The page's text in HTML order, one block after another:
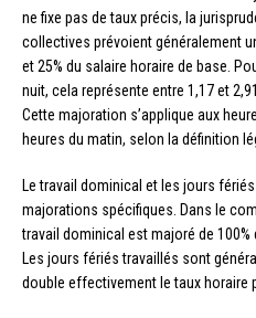
ne fixe pas de taux précis, la
collectives prévoient généralement
et 25% du salaire horaire de base.
nuit, cela représente entre 1,17 et
Cette majoration s’applique aux
heures du matin, selon la définition
Le travail dominical et les jours
majorations spécifiques. Dans le
travail dominical est majoré de
Les jours fériés travaillés sont
double effectivement le taux horaire